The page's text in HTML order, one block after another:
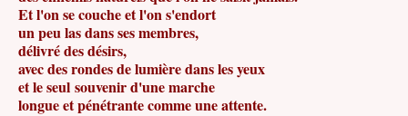
Et l'on se couche et l'on s'endort
un peu las dans ses membres,
délivré des désirs,
avec des rondes de lumière dans les yeux
et le seul souvenir d'une marche
longue et pénétrante comme une attente.